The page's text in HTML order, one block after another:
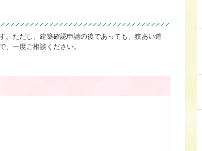
。ただし、建築確認申請の後であっても、狭あい道
、一度ご相談ください。